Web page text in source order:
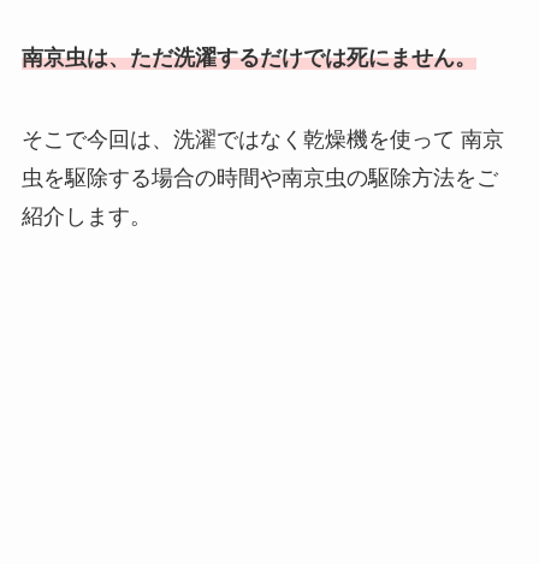
南京虫は、ただ洗濯するだけでは死にません。
そこで今回は、洗濯ではなく乾燥機を使って 南京
虫を駆除する場合の時間や南京虫の駆除方法をご
紹介します。